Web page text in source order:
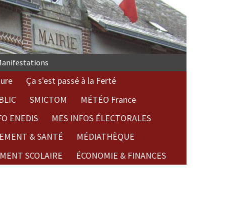
Ça s'est passé à la Ferté
SMICTOM
MÉTÉO France
ENEDIS
MES INFOS ÉLECTORALES
& SANTÉ
MÉDIATHÈQUE
SCOLAIRE ÉCONOMIE & FINANCES